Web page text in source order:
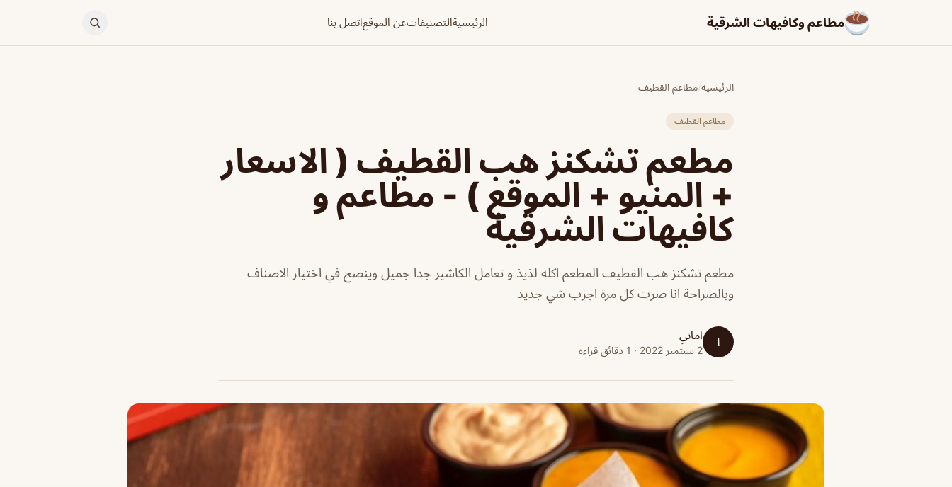
مطاعم وكافيهات الشرقية الرئيسيةالتصنيفاتعن الموقعاتصل بنا
الرئيسية/مطاعم القطيف
مطاعم القطيف
مطعم تشكنز هب القطيف ( الاسعار
+ المنيو + الموقع ) - مطاعم و
كافيهات الشرقية
مطعم تشكنز هب القطيف المطعم اكله لذيذ و تعامل الكاشير جدا جميل وينصح في اختيار الاصناف
وبالصراحة انا صرت كل مرة اجرب شي جديد
ا اماني
2 سبتمبر 2022 · 1 دقائق قراءة